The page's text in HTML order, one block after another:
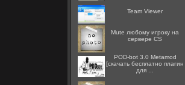
Team Viewer
Mute любому игроку на
сервере CS
POD-bot 3.0 Metamod
[скачать бесплатно плагин
для ...